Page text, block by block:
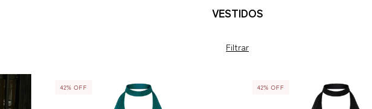
VESTIDOS
Filtrar
42% OFF 42% OFF